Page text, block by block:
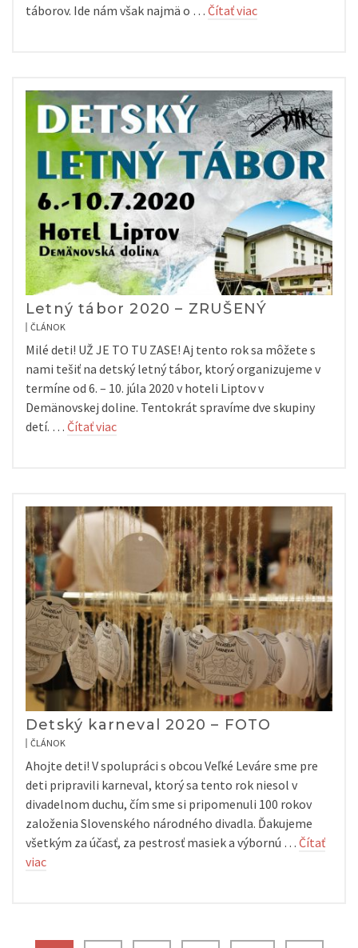
táborov. Ide nám však najmä o … Čítať viac
Letný tábor 2020 – ZRUŠENÝ
ČLÁNOK
Milé deti! UŽ JE TO TU ZASE! Aj tento rok sa môžete s
nami tešiť na detský letný tábor, ktorý organizujeme v
termíne od 6. – 10. júla 2020 v hoteli Liptov v
Demänovskej doline. Tentokrát spravíme dve skupiny
detí. … Čítať viac
Detský karneval 2020 – FOTO
ČLÁNOK
Ahojte deti! V spolupráci s obcou Veľké Leváre sme pre
deti pripravili karneval, ktorý sa tento rok niesol v
divadelnom duchu, čím sme si pripomenuli 100 rokov
založenia Slovenského národného divadla. Ďakujeme
všetkým za účasť, za pestrosť masiek a výbornú … Čítať
viac